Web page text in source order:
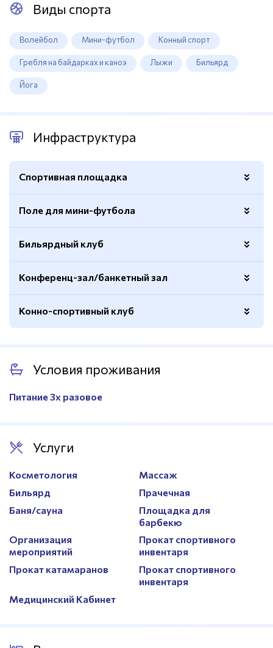
Виды спорта
Волейбол Мини-футбол Конный спорт
Гребля на байдарках и каноэ Лыжи Бильярд
Йога
Инфраструктура
Спортивная площадка
Открытая
Да
Волейбольная сетка
Есть
Поле для мини-футбола
Покрытие
Натуральный газон
Бильярдный клуб
Количество столов 3
Конференц-зал/банкетный зал
Количество 2
Конно-спортивный клуб
Условия проживания
Питание 3х разовое
Услуги
Косметология
Массаж
Бильярд
Прачечная
Баня/сауна
Площадка для
барбекю
Организация
мероприятий
Прокат спортивного
инвентаря
Прокат катамаранов
Прокат спортивного
инвентаря
Медицинский Кабинет